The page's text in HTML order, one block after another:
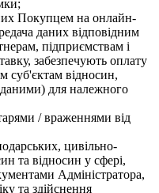
Покупцем на онлайн-
даних відповідним
підприємствам і
забезпечують оплату
суб'єктам відносин,
для належного
/ враженнями від
цивільно-
та відносин у сфері,
Адміністратора,
та здійснення